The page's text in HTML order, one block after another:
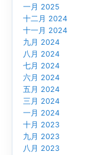
一月 2025
十二月 2024
十一月 2024
九月 2024
八月 2024
七月 2024
六月 2024
五月 2024
三月 2024
一月 2024
十月 2023
九月 2023
八月 2023